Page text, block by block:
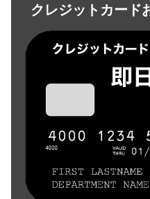
クレジットカード